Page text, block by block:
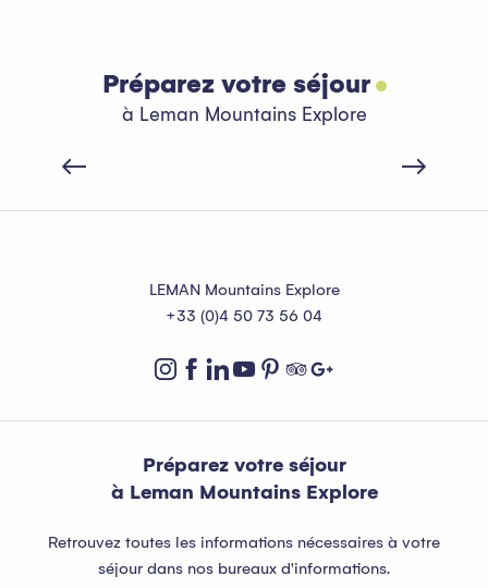
Préparez votre séjour
à Leman Mountains Explore
Les forfaits
LEMAN Mountains Explore
+33 (0)4 50 73 56 04
Préparez votre séjour
à Leman Mountains Explore
Retrouvez toutes les informations nécessaires à votre
séjour dans nos bureaux d'informations.